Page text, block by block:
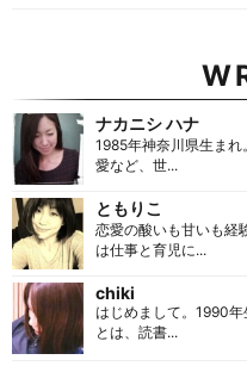
ナカニシ ハナ
1985年神奈川県生ま
愛など、世...
ともりこ
恋愛の酸いも甘いも経
は仕事と育児に...
chiki
はじめまして。1990
とは、読書...